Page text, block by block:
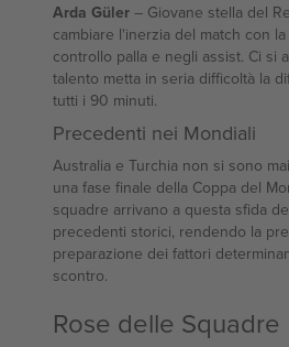
Arda Güler – Giovane stella del
cambiare l'inerzia del match con
controllo palla e negli assist. Ci si
talento metta in seria difficoltà la
tutti i 90 minuti.
Precedenti nei Mondiali
Australia e Turchia non si sono
una fase finale della Coppa del
squadre arrivano a questa sfida
precedenti storici, rendendo la
preparazione dei fattori
scontro.
Rose delle Squadre